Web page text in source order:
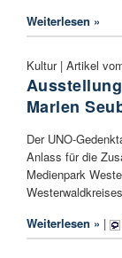
Weiterlesen »
Kultur | Artikel
Marlen
Der UNO-
Anlass für die
Medienpark
Weiterlesen » |